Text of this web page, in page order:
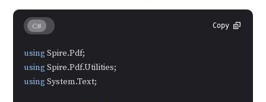
C# Copy
using
using
using System.Text;